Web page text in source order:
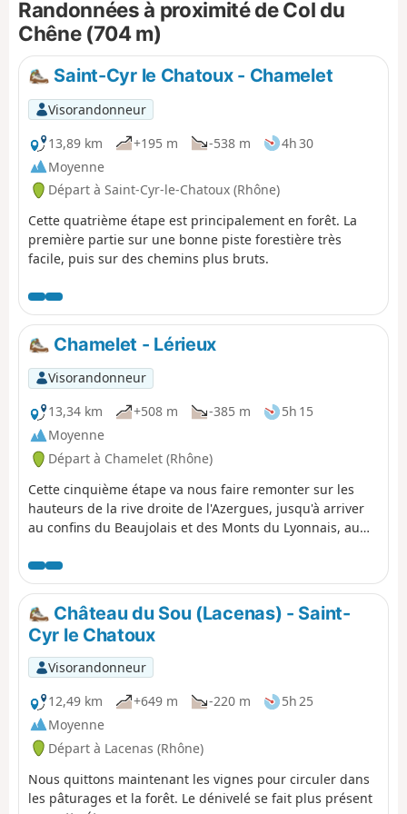
chemins et petites routes peu
fréquentées, hormis la D116 qu’il faut
longer puis traverser après la descente
du Col du Chêne. La randonnée se
termine par une forte montée… garder
un peu de forces pour la fin.
Randonnées à proximité de Col du
Chêne (704 m)
Saint-Cyr le Chatoux - Chamelet
Visorandonneur
13,89 km
+195 m -538 m
4h 30
Moyenne
Départ à Saint-Cyr-le-Chatoux (Rhône)
Cette quatrième étape est principalement en forêt. La
première partie sur une bonne piste forestière très
facile, puis sur des chemins plus bruts.
Chamelet - Lérieux
Visorandonneur
13,34 km
+508 m -385 m
5h 15
Moyenne
Départ à Chamelet (Rhône)
Cette cinquième étape va nous faire remonter sur les
hauteurs de la rive droite de l'Azergues, jusqu'à arriver
au confins du Beaujolais et des Monts du Lyonnais, au
retour vers les vignes en fin de parcours.
Château du Sou (Lacenas) - Saint-
Cyr le Chatoux
Visorandonneur
12,49 km
+649 m -220 m
5h 25
Moyenne
Départ à Lacenas (Rhône)
Nous quittons maintenant les vignes pour circuler dans
les pâturages et la forêt. Le dénivelé se fait plus présent